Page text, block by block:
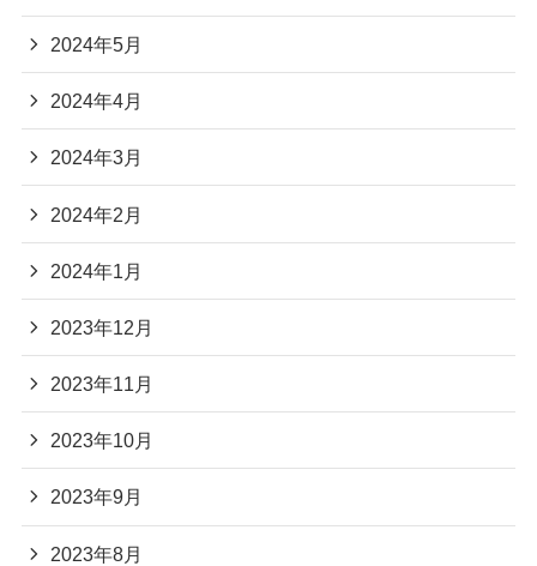
2024年5月
2024年4月
2024年3月
2024年2月
2024年1月
2023年12月
2023年11月
2023年10月
2023年9月
2023年8月